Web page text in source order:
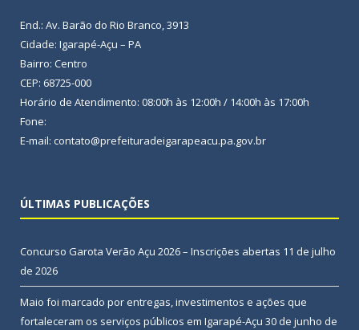
End.: Av. Barão do Rio Branco, 3913
Cidade: Igarapé-Açu – PA
Bairro: Centro
CEP: 68725-000
Horário de Atendimento: 08:00h às 12:00h / 14:00h às 17:00h
Fone:
E-mail: contato@prefeituradeigarapeacu.pa.gov.br
ÚLTIMAS PUBLICAÇÕES
Concurso Garota Verão Açu 2026 – Inscrições abertas 11 de julho
de 2026
Maio foi marcado por entregas, investimentos e ações que
fortaleceram os serviços públicos em Igarapé-Açu 30 de junho de